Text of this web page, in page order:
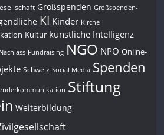
Großspenden Großspenden-
KI Kinder Kirche
Kultur künstliche Intelligenz
Nachlass-Fundraising NGO NPO Online-
Schweiz Social Media Spenden
Stiftung
Weiterbildung